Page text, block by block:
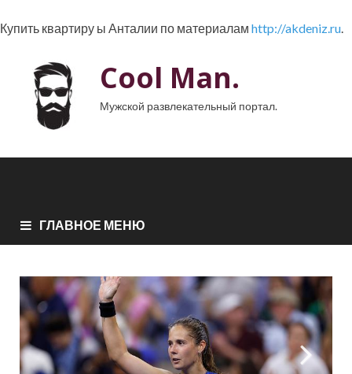
Купить квартиру ы Анталии по материалам http://akdeniz.ru.
Cool Man.
Мужской развлекательный портал.
ГЛАВНОЕ МЕНЮ